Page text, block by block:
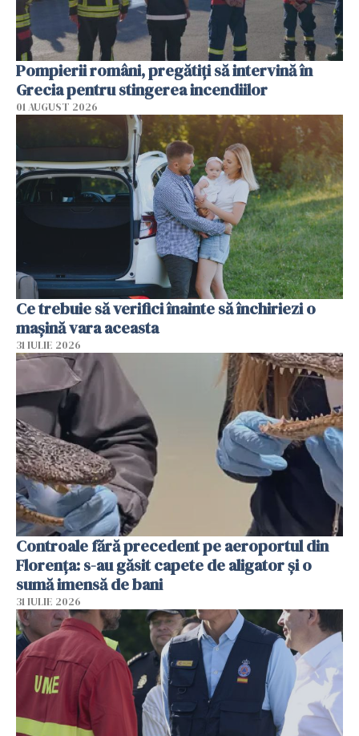
Pompierii români, pregătiţi să intervină în
Grecia pentru stingerea incendiilor
01 AUGUST 2026
Ce trebuie să verifici înainte să închiriezi o
mașină vara aceasta
31 IULIE 2026
Controale fără precedent pe aeroportul din
Florența: s-au găsit capete de aligator și o
sumă imensă de bani
31 IULIE 2026